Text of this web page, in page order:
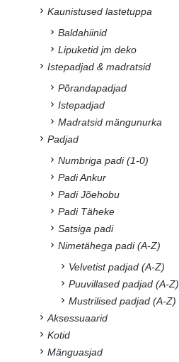
Kaunistused lastetuppa
Baldahiinid
Lipuketid jm deko
Istepadjad & madratsid
Põrandapadjad
Istepadjad
Madratsid mängunurka
Padjad
Numbriga padi (1-0)
Padi Ankur
Padi Jõehobu
Padi Täheke
Satsiga padi
Nimetähega padi (A-Z)
Velvetist padjad (A-Z)
Puuvillased padjad (A-Z)
Mustrilised padjad (A-Z)
Aksessuaarid
Kotid
Mänguasjad